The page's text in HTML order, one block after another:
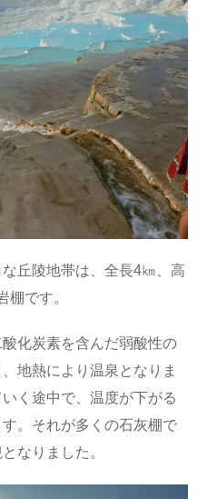
丘陵地帯は、全長4㎞、高
棚です。
化炭素を含んだ弱酸性の
地熱により温泉となりま
く途中で、温度が下がる
。それが多くの石灰棚で
なりました。